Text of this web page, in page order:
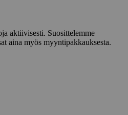
aktiivisesti. Suosittelemme
aina myös myyntipakkauksesta.